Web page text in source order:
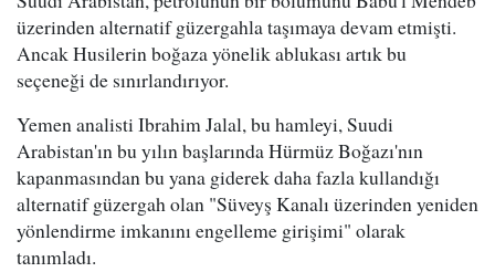
üzerinden alternatif güzergahla taşımaya devam etmişti.
Ancak Husilerin boğaza yönelik ablukası artık bu
seçeneği de sınırlandırıyor.
Yemen analisti Ibrahim Jalal, bu hamleyi, Suudi
Arabistan'ın bu yılın başlarında Hürmüz Boğazı'nın
kapanmasından bu yana giderek daha fazla kullandığı
alternatif güzergah olan "Süveyş Kanalı üzerinden yeniden
yönlendirme imkanını engelleme girişimi" olarak
tanımladı.